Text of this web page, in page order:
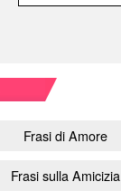
Frasi di Amore
Frasi sulla Amicizia